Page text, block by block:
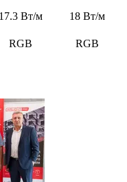
17.3 Вт/м
18 Вт/м
RGB RGB